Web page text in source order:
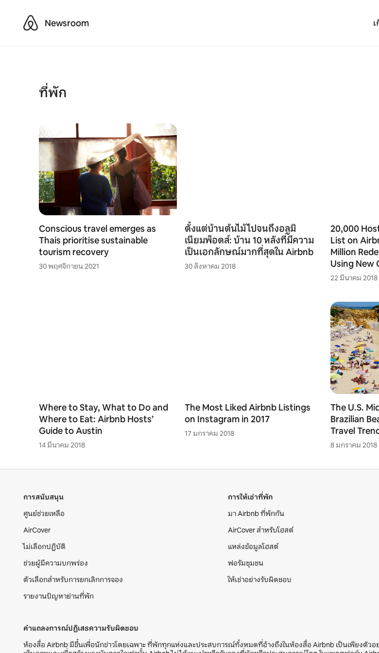
AirbnbNewsroom
ที่พัก
Conscious travel emerges as
Thais prioritise sustainable
tourism recovery
30 พฤศจิกายน 2021
ตั้งแต่บ้านต้นไม้ไปจนถึงอลูมิ
เนียมพ็อดส์: บ้าน 10 หลังที่มีความ
เป็นเอกลักษณ์มากที่สุดใน Airbnb
30 สิงหาคม 2018
20,000
List on
Million
Using New
22 มีนาคม 2018
Where to Stay, What to Do and
Where to Eat: Airbnb Hosts’
Guide to Austin
14 มีนาคม 2018
The Most Liked Airbnb Listings
on Instagram in 2017
17 มกราคม 2018
The U.S.
Brazilian
Travel
8 มกราคม 2018
การสนับสนุน
ศูนย์ช่วยเหลือ
AirCover
ไม่เลือกปฏิบัติ
ช่วยผู้มีความบกพร่อง
ตัวเลือกสำหรับการยกเลิกการจอง
รายงานปัญหาย่านที่พัก
การให้เช่าที่พัก
มา Airbnb ที่พักกัน
AirCover สำหรับโฮสต์
แหล่งข้อมูลโฮสต์
ฟอรัมชุมชน
ให้เช่าอย่างรับผิดชอบ
คำแถลงการณ์ปฏิเสธความรับผิดชอบ
ห้องสื่อ Airbnb มีขึ้นเพื่อนักข่าวโดยเฉพาะ ที่พักทุกแห่งและประสบการณ์ทั้งหมดที่อ้างถึงในห้องสื่อ Airbnb เป็นเพียงตัวอ